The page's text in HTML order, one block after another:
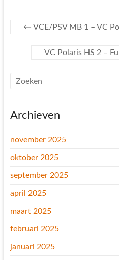
← VCE/PSV MB 1 – VC
VC Polaris HS 2 –
Archieven
november 2025
oktober 2025
september 2025
april 2025
maart 2025
februari 2025
januari 2025